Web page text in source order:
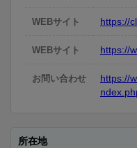
WEBサイト https://
WEBサイト https://
お問い合わせ
https://
所在地